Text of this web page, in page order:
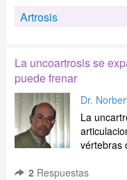
Artrosis
La uncoartrosis se
puede frenar
Dr.
La
vértebras
2 Respuestas